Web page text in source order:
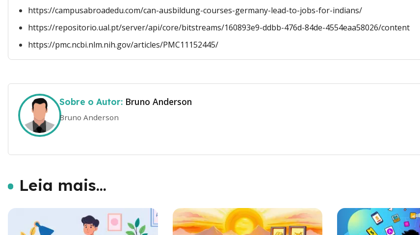
https://campusabroadedu.com/can-ausbildung-courses-germany-lead-to-jobs-for-indians/
https://repositorio.ual.pt/server/api/core/bitstreams/160893e9-ddbb-476d-84de-4554eaa58026/content
https://pmc.ncbi.nlm.nih.gov/articles/PMC11152445/
Sobre o Autor: Bruno Anderson
Bruno Anderson
Leia mais...